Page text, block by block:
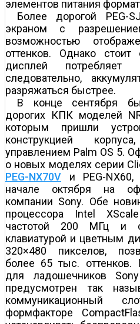
элементов питания
Более дорогой PEG-
экраном с
возможностью
оттенков. Однако стоит
дисплей
следовательно,
разряжаться быстрее.
В конце сентября
дорогих КПК моделей
которым пришли
конструкцией
управлением Palm OS 5.
о новых моделях серии
PEG-NX70V и PEG-
начале октября на
компании Sony. Обе
процессора Intel
частотой 200 МГц и
клавиатурой и цветным
320×480 пикселов,
более 65 тыс. оттенков.
для ладошечников
предусмотрен так
коммуникационный
формфакторе